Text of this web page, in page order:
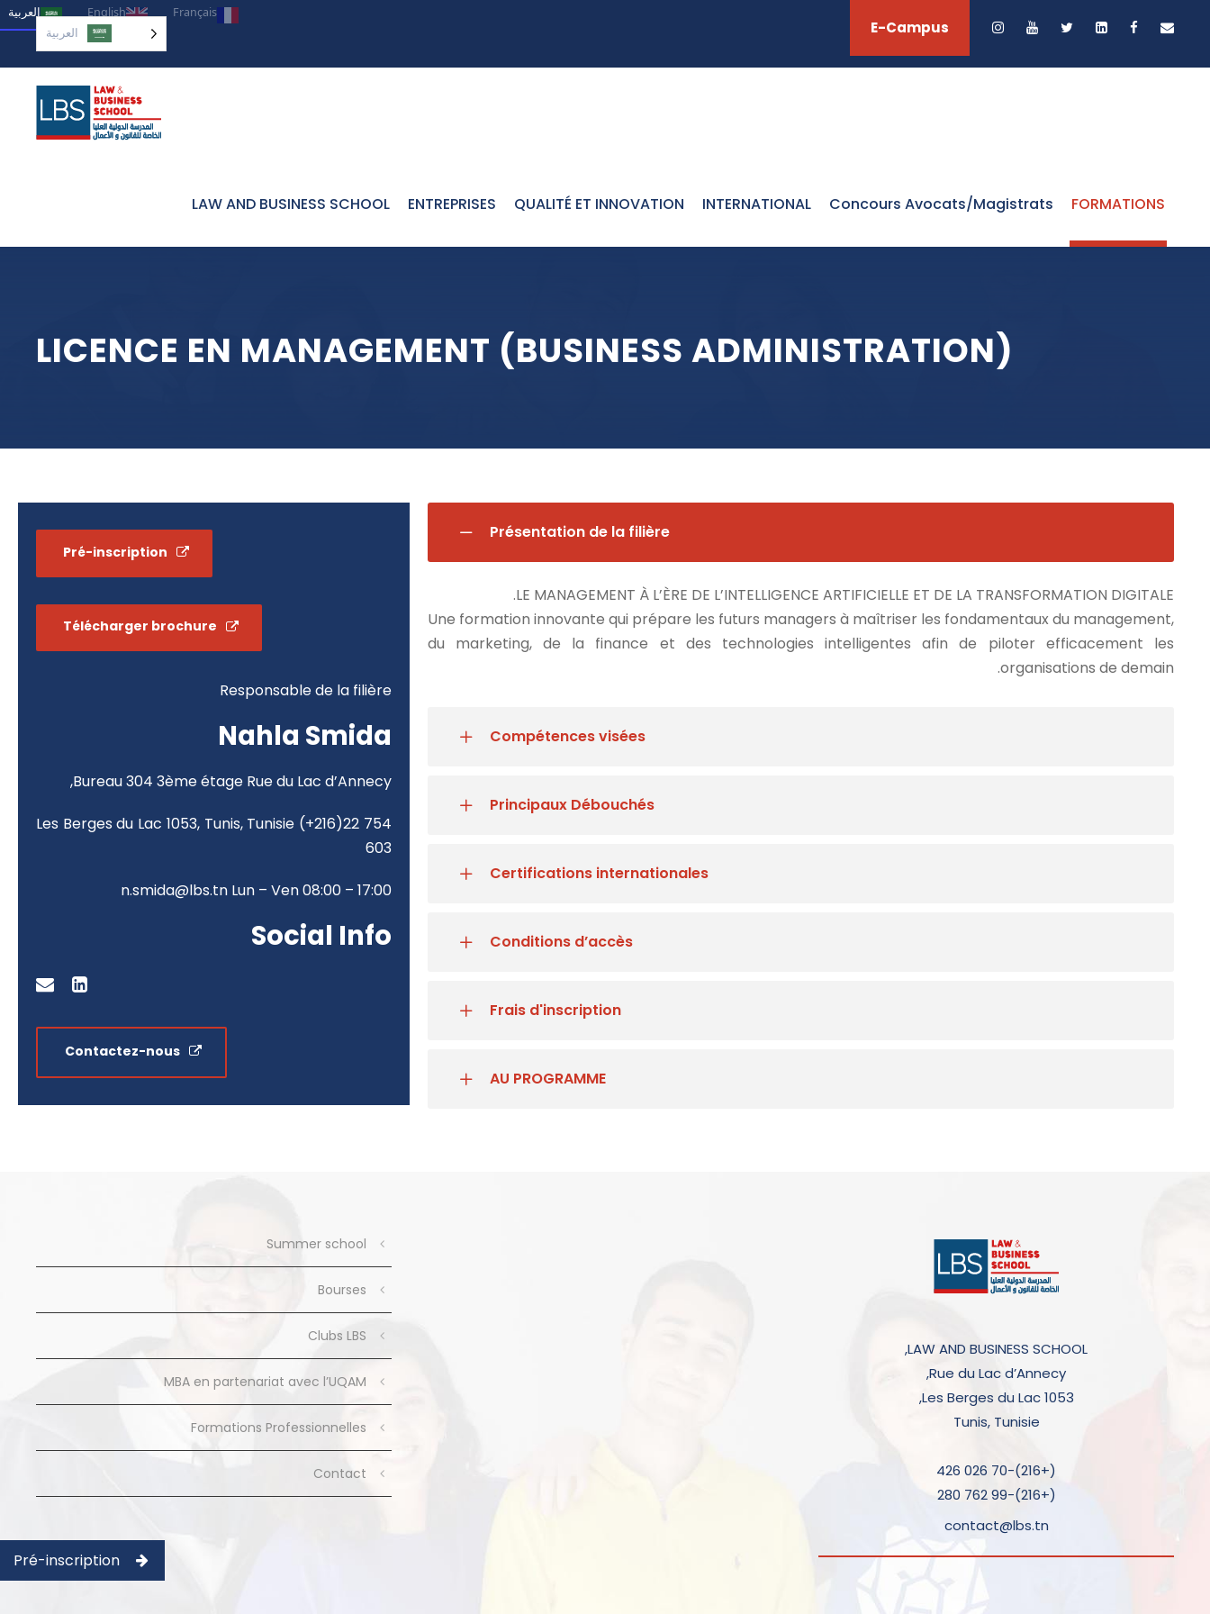
Français
English العربية‏
العربية‏ E-Campus
FORMATIONS
Concours Avocats/Magistrats
INTERNATIONAL
QUALITÉ ET INNOVATION
ENTREPRISES
LAW AND BUSINESS SCHOOL
LICENCE EN MANAGEMENT (BUSINESS ADMINISTRATION)
Présentation de la filière
LE MANAGEMENT À L’ÈRE DE L’INTELLIGENCE ARTIFICIELLE ET DE LA TRANSFORMATION DIGITALE.
Une formation innovante qui prépare les futurs managers à maîtriser les fondamentaux du management,
du marketing, de la finance et des technologies intelligentes afin de piloter efficacement les
organisations de demain.
Compétences visées
Principaux Débouchés
Certifications internationales
Conditions d’accès
Frais d'inscription
AU PROGRAMME
Pré-inscription
Télécharger brochure
Responsable de la filière
Nahla Smida
Bureau 304 3ème étage Rue du Lac d’Annecy,
Les Berges du Lac 1053, Tunis, Tunisie (+216)22 754
603
n.smida@lbs.tn Lun – Ven 08:00 – 17:00
Social Info
Contactez-nous
LAW AND BUSINESS SCHOOL,
Rue du Lac d’Annecy,
Les Berges du Lac 1053,
Tunis, Tunisie
(+216)-70 026 426
(+216)-99 762 280
contact@lbs.tn
Summer school
Bourses
Clubs LBS
MBA en partenariat avec l’UQAM
Formations Professionnelles
Contact
Pré-inscription